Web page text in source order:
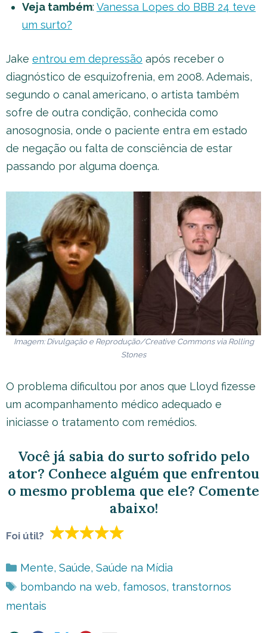
Veja também: Vanessa Lopes do BBB 24 teve
um surto?
Jake entrou em depressão após receber o
diagnóstico de esquizofrenia, em 2008. Ademais,
segundo o canal americano, o artista também
sofre de outra condição, conhecida como
anosognosia, onde o paciente entra em estado
de negação ou falta de consciência de estar
passando por alguma doença.
Imagem: Divulgação e Reprodução/Creative Commonsvia Rolling
Stones
O problema dificultou por anos que Lloyd fizesse
um acompanhamento médico adequado e
iniciasse o tratamento com remédios.
Você já sabia do surto sofrido pelo
ator? Conhece alguém que enfrentou
o mesmo problema que ele? Comente
abaixo!
Foi útil?
Categorias
Mente, Saúde, Saúde na Mídia
Tags
bombando na web, famosos, transtornos
mentais